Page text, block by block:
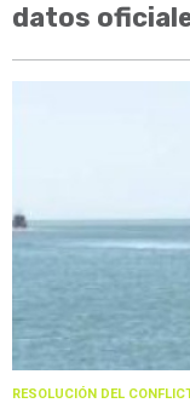
datos
RESOLUCIÓN DEL